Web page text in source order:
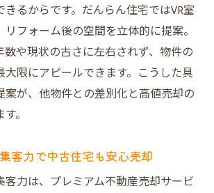
るからです。だんらん住宅ではVR室
フォーム後の空間を立体的に提案。
数や現状の古さに左右されず、物件の
大限にアピールできます。こうした具
案が、他物件との差別化と高値売却の
。
客力で中古住宅も安心売却
客力は、プレミアム不動産売却サービ